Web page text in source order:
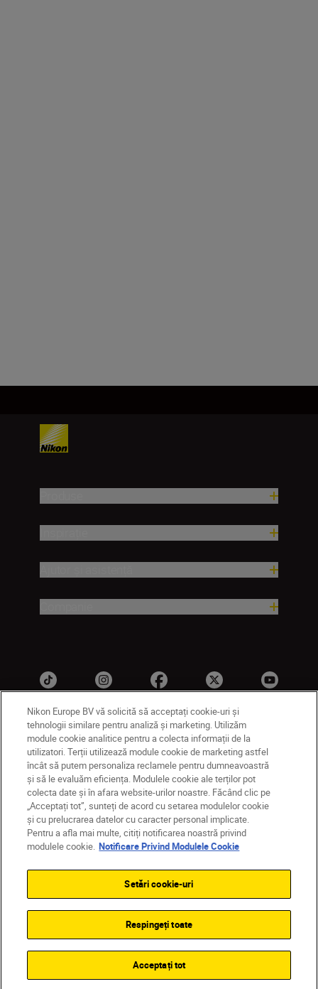
RO Nikon Sites
Contactaţi-ne
Politică de confidențialitate
Termeni de utilizare
Notificare privind modulele cookie
Setări cookie
© 2026 Nikon
Back to top
Nikon Europe BV vă solicită să acceptați cookie-uri și
tehnologii similare pentru analiză și marketing. Utilizăm
module cookie analitice pentru a colecta informații de la
utilizatori. Terții utilizează module cookie de marketing astfel
încât să putem personaliza reclamele pentru dumneavoastră
și să le evaluăm eficiența. Modulele cookie ale terților pot
colecta date și în afara website-urilor noastre. Făcând clic pe
„Acceptați tot”, sunteți de acord cu setarea modulelor cookie
și cu prelucrarea datelor cu caracter personal implicate.
Pentru a afla mai multe, citiți notificarea noastră privind
modulele cookie. Notificare Privind Modulele Cookie
Setări cookie-uri
Respingeți toate
Acceptați tot